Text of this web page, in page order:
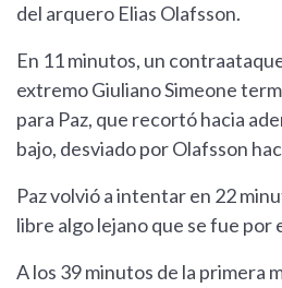
del arquero Elias Olafsson.
En 11 minutos, un
extremo Giuliano Simeone
para Paz, que recortó hacia
bajo, desviado por Olafsson
Paz volvió a intentar en 22
libre algo lejano que se fue por
A los 39 minutos de la primera